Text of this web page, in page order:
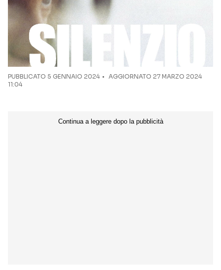
PUBBLICATO 5 GENNAIO 2024
AGGIORNATO 27 MARZO 2024
11:04